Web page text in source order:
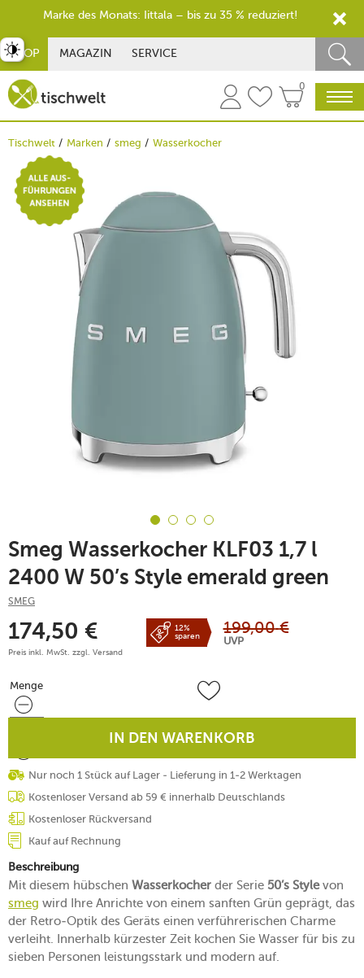
SHOP MAGAZIN SERVICE
0
Tischwelt Marken smeg Wasserkocher
Smeg Wasserkocher KLF03 1,7 l
2400 W 50’s Style emerald green
SMEG
174,50 €
Preis inkl. MwSt. zzgl. Versand
12%
sparen
199,00 €
UVP
Menge
Menge
IN DEN WARENKORB
Nur noch 1 Stück auf Lager - Lieferung in 1-2 Werktagen
Kostenloser Versand ab 59 € innerhalb Deutschlands
Kostenloser Rückversand
Kauf auf Rechnung
Beschreibung
Mit diesem hübschen Wasserkocher der Serie 50’s Stylevon
smeg wird Ihre Anrichte von einem sanften Grün geprägt, das
der Retro-Optik des Geräts einen verführerischen Charme
verleiht. Innerhalb kürzester Zeit kochen Sie Wasser für bis zu
sieben Personen leistungsstark und modern auf.
umschalten
Marke des Monats: Iittala – bis zu 35 % reduziert!